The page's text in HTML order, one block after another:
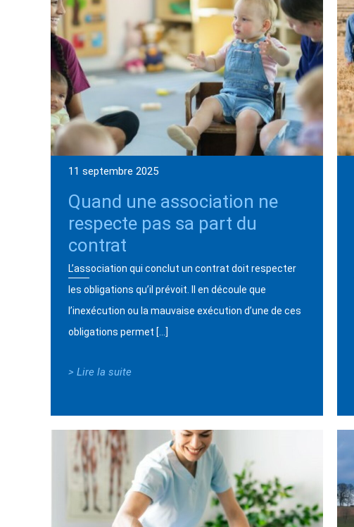
11 septembre 2025
Quand une association ne
respecte pas sa part du
contrat
L’association qui conclut un contrat doit respecter
les obligations qu’il prévoit. Il en découle que
l’inexécution ou la mauvaise exécution d’une de ces
obligations permet […]
> Lire la suite